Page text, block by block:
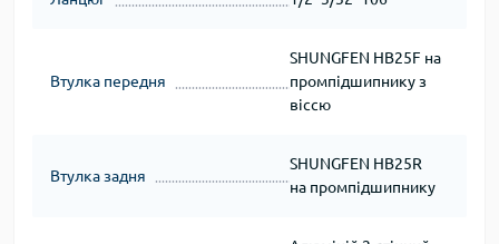
Втулка передня
SHUNGFEN HB25F на
промпідшипнику з
віссю
Втулка задня
SHUNGFEN HB25R
на промпідшипнику